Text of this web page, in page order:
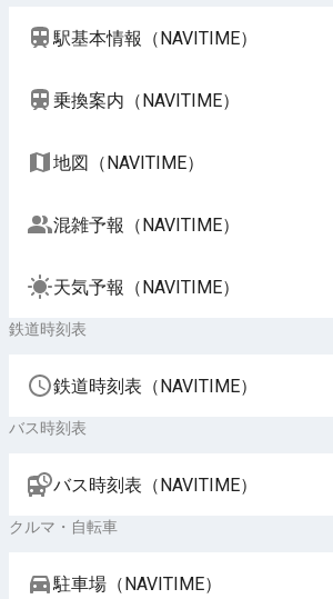
駅基本情報（NAVITIME）
乗換案内（NAVITIME）
地図（NAVITIME）
混雑予報（NAVITIME）
天気予報（NAVITIME）
鉄道時刻表
鉄道時刻表（NAVITIME）
バス時刻表
バス時刻表（NAVITIME）
クルマ・自転車
駐車場（NAVITIME）